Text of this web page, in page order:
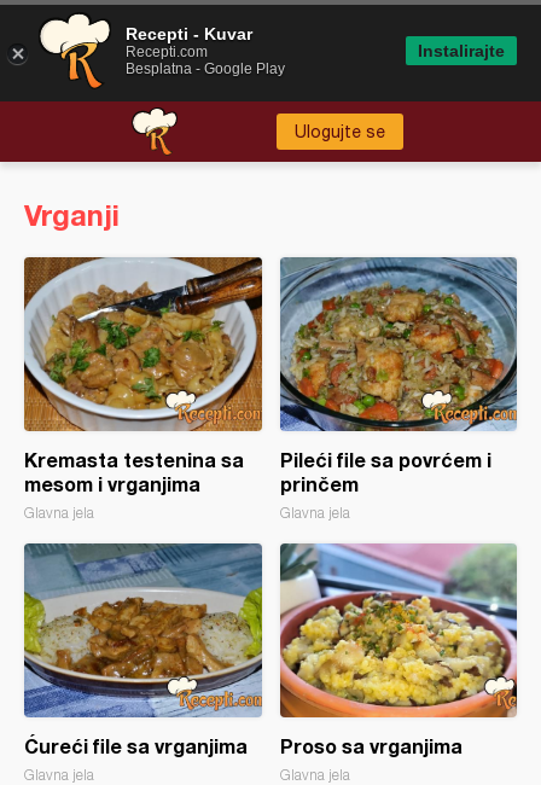
Ulogujte se
Vrganji
Kremasta testenina sa
mesom i vrganjima
Glavna jela
Pileći file sa povrćem i
prinčem
Glavna jela
Ćureći file sa vrganjima
Glavna jela
Proso sa vrganjima
Glavna jela
Recepti - Kuvar
Recepti.com
Besplatna - Google Play
Instalirajte